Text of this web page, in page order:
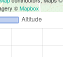
©Mapbox